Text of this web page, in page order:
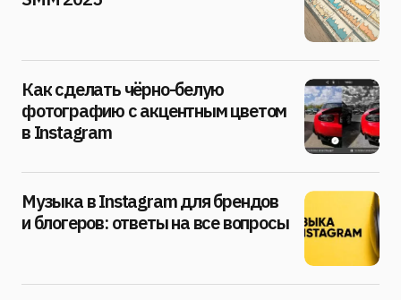
Как сделать чёрно-белую
фотографию с акцентным цветом
в Instagram
Музыка в Instagram для брендов
и блогеров: ответы на все вопросы